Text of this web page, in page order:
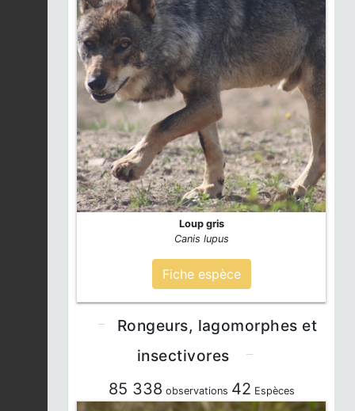
Loup gris
Canis lupus
Fiche espèce
Rongeurs, lagomorphes et
insectivores
85 338 observations 42 Espèces